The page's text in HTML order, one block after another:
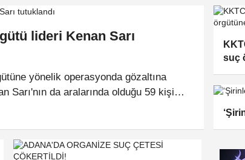
lideri Kenan Sarı
yönelik operasyonda gözaltına
Sarı'nın da aralarında olduğu 59 kişi
suç